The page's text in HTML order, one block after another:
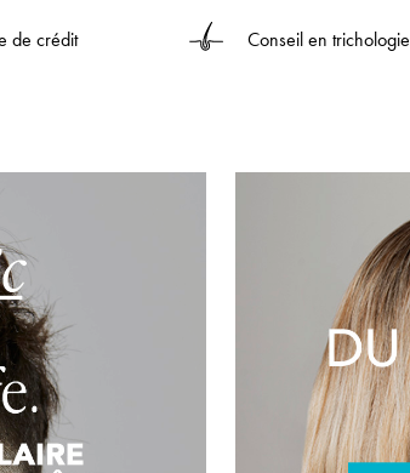
de crédit Conseil en trichologie